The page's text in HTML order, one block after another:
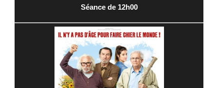
Séance de 12h00